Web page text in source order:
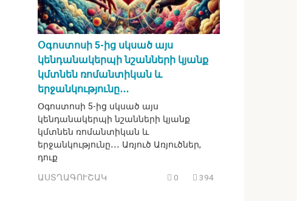
Օգոստոսի 5-ից սկսած այս
կենդանակերպի նշանների կյանք
կմտնեն ռոմանտիկան և
երջանկությունը․․․
Օգոստոսի 5-ից սկսած այս
կենդանակերպի նշանների կյանք
կմտնեն ռոմանտիկան և
երջանկությունը․․․ Առյուծ Առյուծներ,
դուք
ԱՍՏՂԱԳՈՒՇԱԿ 0 394